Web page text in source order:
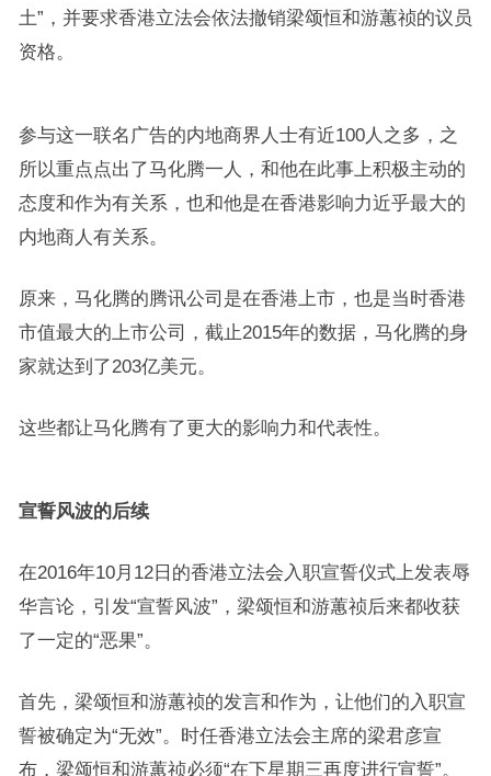
土”，并要求香港立法会依法撤销梁颂恒和游蕙祯的议员
资格。
参与这一联名广告的内地商界人士有近100人之多，之
所以重点点出了马化腾一人，和他在此事上积极主动的
态度和作为有关系，也和他是在香港影响力近乎最大的
内地商人有关系。
原来，马化腾的腾讯公司是在香港上市，也是当时香港
市值最大的上市公司，截止2015年的数据，马化腾的身
家就达到了203亿美元。
这些都让马化腾有了更大的影响力和代表性。
宣誓风波的后续
在2016年10月12日的香港立法会入职宣誓仪式上发表辱
华言论，引发“宣誓风波”，梁颂恒和游蕙祯后来都收获
了一定的“恶果”。
首先，梁颂恒和游蕙祯的发言和作为，让他们的入职宣
誓被确定为“无效”。时任香港立法会主席的梁君彦宣
布，梁颂恒和游蕙祯必须“在下星期三再度进行宣誓”。